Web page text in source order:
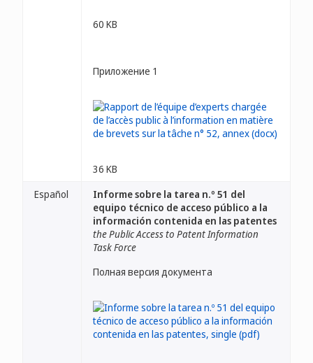
60 KB
Приложение 1
36 KB
Español
Informe sobre la tarea n.º 51 del
equipo técnico de acceso público a la
información contenida en las patentes
the Public Access to Patent Information
Task Force
Полная версия документа